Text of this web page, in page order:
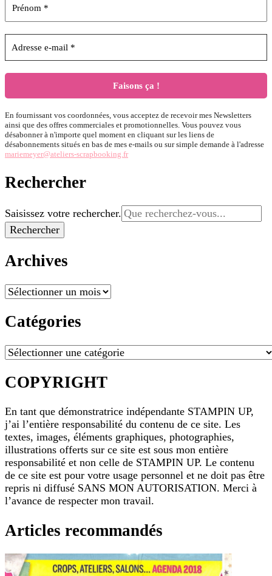
En fournissant vos coordonnées, vous acceptez de recevoir mes Newsletters
ainsi que des offres commerciales et promotionnelles. Vous pouvez vous
désabonner à n'importe quel moment en cliquant sur les liens de
désabonnements situés en bas de mes e-mails ou sur simple demande à l'adresse
mariemeyer@ateliers-scrapbooking.fr
Rechercher
Vous
recherchiez
quelque
Saisissez votre rechercher.
Archives
Archives
Catégories
Catégories
COPYRIGHT
En tant que démonstratrice indépendante STAMPIN UP,
j’ai l’entière responsabilité du contenu de ce site. Les
textes, images, éléments graphiques, photographies,
illustrations offerts sur ce site est sous mon entière
responsabilité et non celle de STAMPIN UP. Le contenu
de ce site est pour votre usage personnel et ne doit pas être
repris ni diffusé SANS MON AUTORISATION. Merci à
l’avance de respecter mon travail.
Articles recommandés